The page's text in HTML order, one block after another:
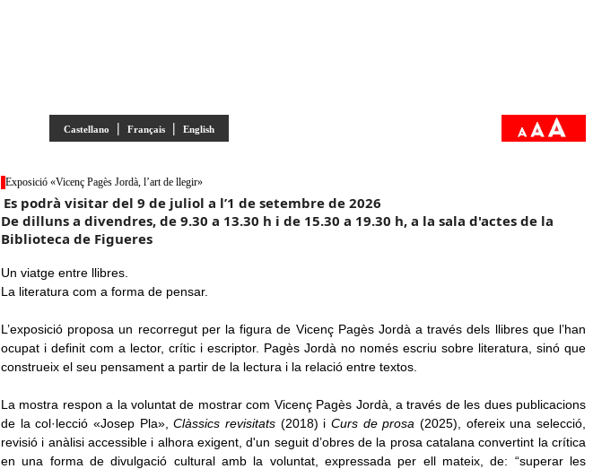
Castellano | Français | English
Exposició «Vicenç Pagès Jordà, l’art de llegir»
Es podrà visitar del 9 de juliol a l’1 de setembre de 2026
De dilluns a divendres, de 9.30 a 13.30 h i de 15.30 a 19.30 h, a la sala d'actes de la
Biblioteca de Figueres
Un viatge entre llibres.
La literatura com a forma de pensar.
L’exposició proposa un recorregut per la figura de Vicenç Pagès Jordà a través dels llibres que l’han
ocupat i definit com a lector, crític i escriptor. Pagès Jordà no només escriu sobre literatura, sinó que
construeix el seu pensament a partir de la lectura i la relació entre textos.
La mostra respon a la voluntat de mostrar com Vicenç Pagès Jordà, a través de les dues publicacions
de la col·lecció «Josep Pla»,Clàssics revisitats (2018) iCurs de prosa (2025), ofereix una selecció,
revisió i anàlisi accessible i alhora exigent, d'un seguit d’obres de la prosa catalana convertint la crítica
en una forma de divulgació cultural amb la voluntat, expressada per ell mateix, de: “superar les